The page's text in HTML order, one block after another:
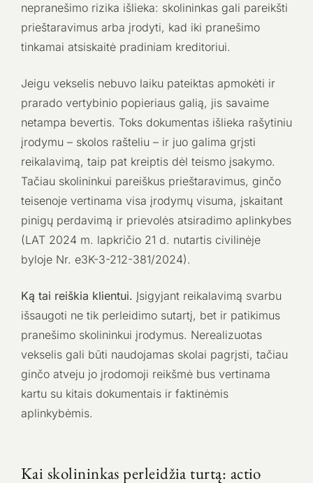
nepranešimo rizika išlieka: skolininkas gali pareikšti
prieštaravimus arba įrodyti, kad iki pranešimo
tinkamai atsiskaitė pradiniam kreditoriui.
Jeigu vekselis nebuvo laiku pateiktas apmokėti ir
prarado vertybinio popieriaus galią, jis savaime
netampa bevertis. Toks dokumentas išlieka rašytiniu
įrodymu – skolos rašteliu – ir juo galima grįsti
reikalavimą, taip pat kreiptis dėl teismo įsakymo.
Tačiau skolininkui pareiškus prieštaravimus, ginčo
teisenoje vertinama visa įrodymų visuma, įskaitant
pinigų perdavimą ir prievolės atsiradimo aplinkybes
(LAT 2024 m. lapkričio 21 d. nutartis civilinėje
byloje Nr. e3K-3-212-381/2024).
Ką tai reiškia klientui. Įsigyjant reikalavimą svarbu
išsaugoti ne tik perleidimo sutartį, bet ir patikimus
pranešimo skolininkui įrodymus. Nerealizuotas
vekselis gali būti naudojamas skolai pagrįsti, tačiau
ginčo atveju jo įrodomoji reikšmė bus vertinama
kartu su kitais dokumentais ir faktinėmis
aplinkybėmis.
Kai skolininkas perleidžia turtą: actio